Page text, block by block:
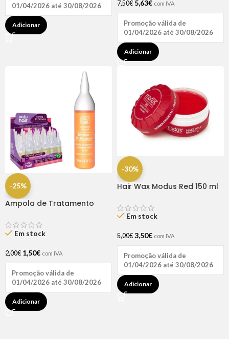
01/04/2026 até 30/08/2026
Adicionar
7,50€ 5,63€ com IVA
Promoção válida de
01/04/2026 até 30/08/2026
Adicionar
-25%
Ampola de Tratamento
Hair (1 UNIDADE)
Em stock
2,00€ 1,50€ com IVA
Promoção válida de
01/04/2026 até 30/08/2026
Adicionar
-30%
Hair Wax Modus Red 150 ml
Em stock
5,00€ 3,50€ com IVA
Promoção válida de
01/04/2026 até 30/08/2026
Adicionar